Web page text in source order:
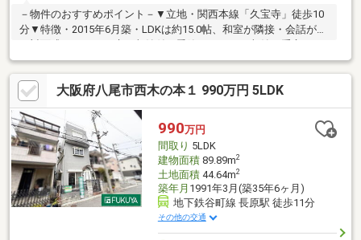
－物件のおすすめポイント－▼立地・関西本線「久宝寺」徒歩10
分▼特徴・2015年6月築・LDKは約15.0帖、和室が隣接・会話が弾
む対面式キッチン、床下収納付・季節ものなどの収納に重宝する
屋根裏収納・玄関をすっきり保ちやすい土間収納・洋室2室に面す
る南向きバルコニー▼周辺環境・サンプラザ八尾跡部店 徒歩5分
(約330m)・八尾市立亀井小学校 徒歩4分(約280m)・八尾市立亀井
中学校 徒歩8分(約590m)・跡部本町公園 徒歩4分(約260m)■ ご希
望の住まい探しをお手伝いします ━━━━━・・・物件の詳細・
ご相談はお気軽にお問い合わせください。
大阪府八尾市西木の本１ 990万円 5LDK
990万円
間取り 5LDK
建物面積89.89m2
土地面積44.64m2
築年月 1991年3月(築35年6ヶ月)
地下鉄谷町線 長原駅 徒歩11分
その他の交通